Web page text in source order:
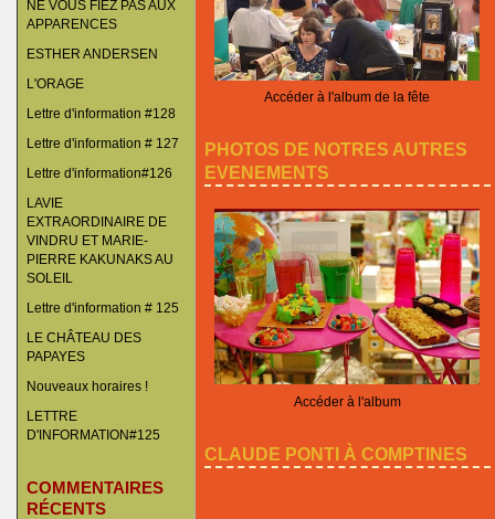
NE VOUS FIEZ PAS AUX
APPARENCES
ESTHER ANDERSEN
L'ORAGE
Lettre d'information #128
Lettre d'information # 127
Lettre d'information#126
LAVIE
EXTRAORDINAIRE DE
VINDRU ET MARIE-
PIERRE KAKUNAKS AU
SOLEIL
Lettre d'information # 125
LE CHÂTEAU DES
PAPAYES
Nouveaux horaires !
LETTRE
D'INFORMATION#125
COMMENTAIRES
RÉCENTS
Accéder à l'album de la fête
PHOTOS DE NOTRES AUTRES
EVENEMENTS
Accéder à l'album
CLAUDE PONTI À COMPTINES